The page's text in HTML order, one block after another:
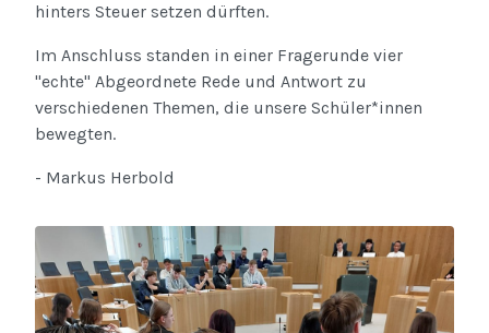
hinters Steuer setzen dürften.
Im Anschluss standen in einer Fragerunde vier
"echte" Abgeordnete Rede und Antwort zu
verschiedenen Themen, die unsere Schüler*innen
bewegten.
- Markus Herbold